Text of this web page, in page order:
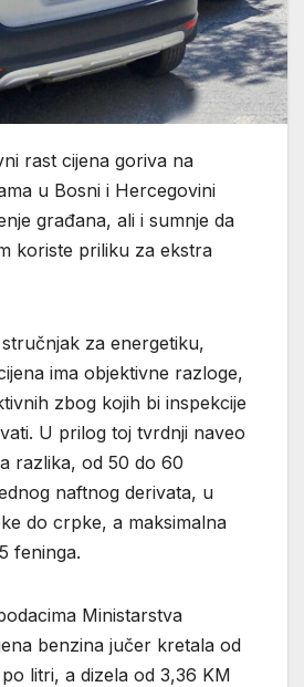
rast cijena goriva na
u Bosni i Hercegovini
građana, ali i sumnje da
koriste priliku za ekstra
za energetiku,
ima objektivne razloge,
zbog kojih bi inspekcije
U prilog toj tvrdnji naveo
razlika, od 50 do 60
naftnog derivata, u
do crpke, a maksimalna
feninga.
Ministarstva
benzina jučer kretala od
litri, a dizela od 3,36 KM